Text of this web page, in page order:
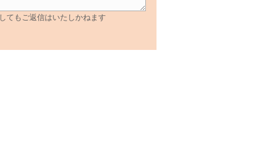
てもご返信はいたしかねます